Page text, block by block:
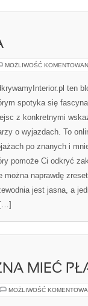
MOŻLIWOŚĆ
ten
spotyka się
z konkretnymi
o wyjazdach. To
po znanych i
pomoże Ci odkryć
naprawdę
jest jasna, a
MIEĆ
MOŻLIWOŚĆ